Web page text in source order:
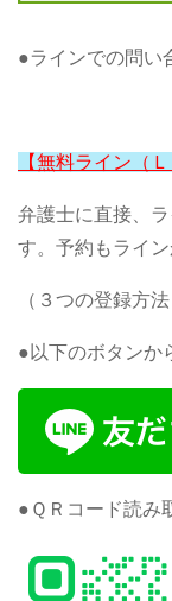
●ラインでの問い
【無料ライン（
弁護士に直接、
す。予約もライン
（３つの登録方法
●以下のボタンか
●ＱＲコード読み